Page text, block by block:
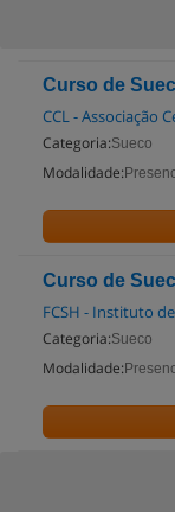
Curso de
CCL - Associação
Categoria:Sueco
Modalidade:
Curso de
FCSH - Instituto
Categoria:Sueco
Modalidade: